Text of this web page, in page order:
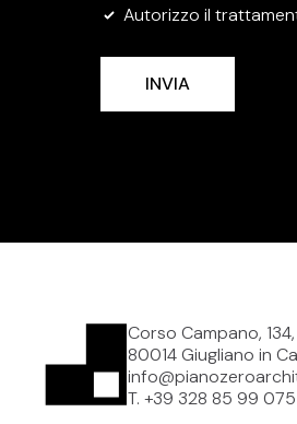
Privacy
*
Autorizzo il
INVIA
Corso Campano, 134,
80014 Giugliano in
T. +39 328 85 99 075